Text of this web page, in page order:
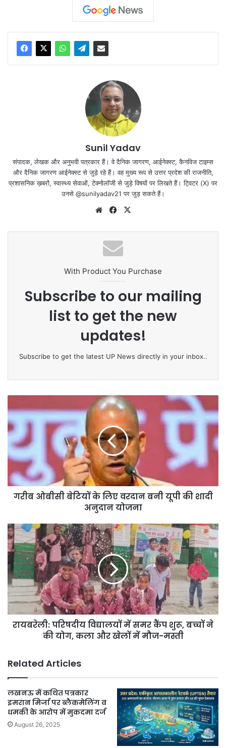
Sunil Yadav
संपादक, लेखक और अनुभवी पत्रकार हैं। वे दैनिक जागरण, आईनेक्‍स्‍ट, कैनविज टाइम्‍स
और दैनिक जागरण आईनेक्‍स्‍ट से जुड़े रहे हैं। वह मुख्य रूप से उत्तर प्रदेश की राजनीति,
प्रशासनिक ख़बरों, स्वास्थ्य सेवाओं, टेक्‍नोलॉजी से जुड़े विषयों पर लिखते हैं। ट्विटर (X) पर
उनसे @sunilyadav21 पर जुड़ सकते हैं।
We
te
Fa
bo
ok
With Product You Purchase
Subscribe to our mailing
list to get the new
updates!
Subscribe to get the latest UP News directly in your inbox..
री
ब
ओ
बी
सी
टि
यों
व
र
दा
नी
यू
पी
की
शा
दा
न
ज
ना
गरीब ओबीसी बेटियों के लिए वरदान बनी यूपी की शादी
अनुदान योजना
रा
य
ब
ली
:
प
रि
ष
ल
यों
स
म
र
रायबरेली: परिषदीय विद्यालयों में समर कैंप शुरू, बच्चों ने
की योग, कला और खेलों में मौज-मस्ती
Related Articles
लखनऊ में कथित पत्रकार
इमरान मिर्जा पर ब्लैकमेलिंग व
धमकी के आरोप में मुकदमा दर्ज
August 26, 2025